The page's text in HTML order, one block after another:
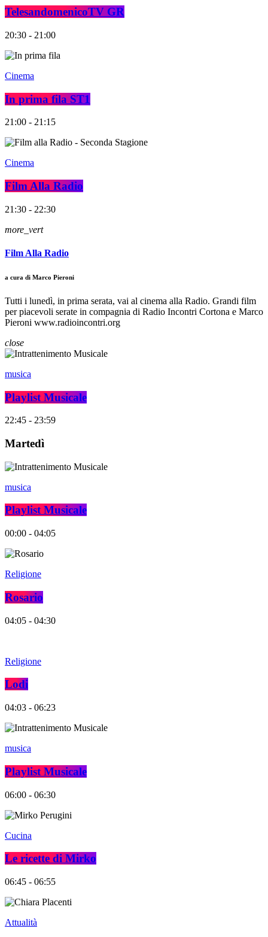
TelesandomenicoTV GR
20:30 - 21:00
Cinema
In prima fila ST1
21:00 - 21:15
Cinema
Film Alla Radio
21:30 - 22:30
more_vert
Film Alla Radio
a cura di Marco Pieroni
Tutti i lunedì, in prima serata, vai al cinema alla Radio. Grandi film
per piacevoli serate in compagnia di Radio Incontri Cortona e Marco
Pieroni www.radioincontri.org
close
musica
Playlist Musicale
22:45 - 23:59
Martedì
musica
Playlist Musicale
00:00 - 04:05
Religione
Rosario
04:05 - 04:30
Religione
Lodi
04:03 - 06:23
musica
Playlist Musicale
06:00 - 06:30
Cucina
Le ricette di Mirko
06:45 - 06:55
Attualità